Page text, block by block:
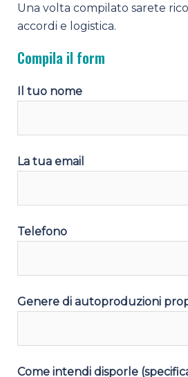
Una volta compilato sarete
accordi e logistica.
Compila il form
Il tuo nome
La tua email
Telefono
Genere di autoproduzioni
Come intendi disporle